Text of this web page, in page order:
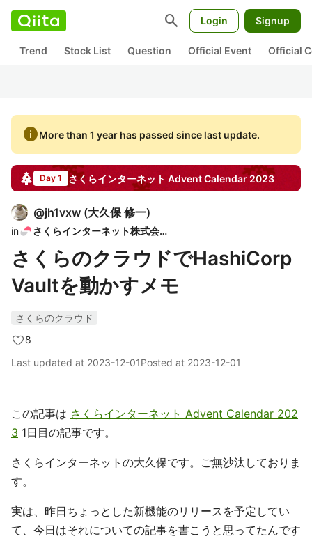
search Login Signup
Trend Stock List Question Official Event Official
infoMore than 1 year has passed since last update.
Day 1 さくらインターネット Advent Calendar2023
@jh1vxw (大久保 修一)
in さくらインターネット株式会社
さくらのクラウドでHashiCorp
Vaultを動かすメモ
さくらのクラウド
8
Last updated at 2023-12-01Posted at 2023-12-01
この記事は さくらインターネット Advent Calendar 202
3 1日目の記事です。
さくらインターネットの大久保です。ご無沙汰しておりま
す。
実は、昨日ちょっとした新機能のリリースを予定してい
て、今日はそれについての記事を書こうと思ってたんです